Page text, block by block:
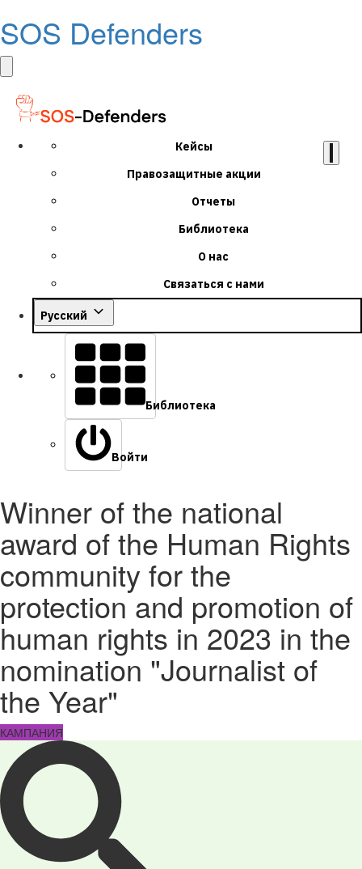
SOS Defenders
Кейсы
Правозащитные акции
Отчеты
Библиотека
О нас
Связаться с нами
Русский
Библиотека
Войти
Winner of the national
award of the Human Rights
community for the
protection and promotion of
human rights in 2023 in the
nomination "Journalist of
the Year"
КАМПАНИЯ